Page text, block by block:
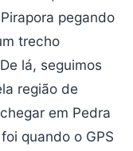
pegando
trecho
lá, seguimos
região de
em Pedra
quando o GPS